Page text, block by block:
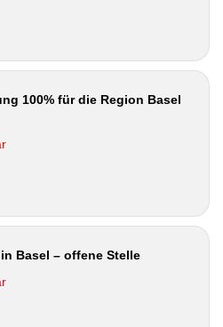
100% für die Region Basel
Basel – offene Stelle